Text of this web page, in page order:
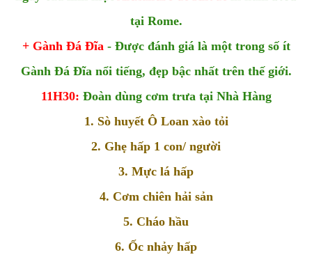
tại Rome.
+ Gành Đá Đĩa - Được đánh giá là một trong số ít
Gành Đá Đĩa nổi tiếng, đẹp bậc nhất trên thế giới.
11H30: Đoàn dùng cơm trưa tại Nhà Hàng
1. Sò huyết Ô Loan xào tỏi
2. Ghẹ hấp 1 con/ người
3. Mực lá hấp
4. Cơm chiên hải sản
5. Cháo hầu
6. Ốc nhảy hấp